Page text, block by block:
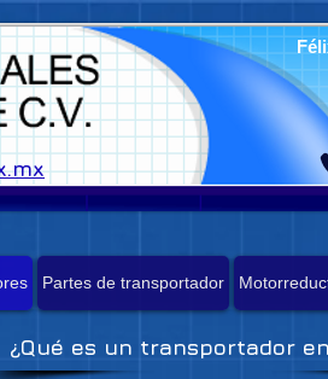
Partes de transportador
¿Qué es un transportador